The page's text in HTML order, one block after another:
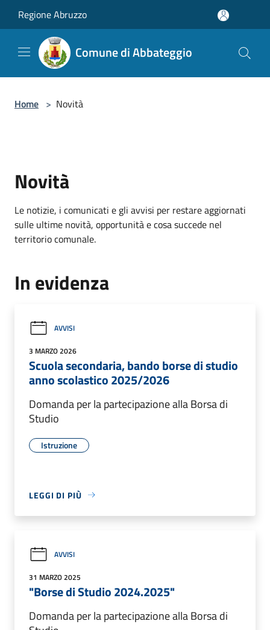
Regione Abruzzo
Comune di Abbateggio
Home > Novità
Novità
Le notizie, i comunicati e gli avvisi per restare aggiornati
sulle ultime novità, opportunità e cosa succede nel
territorio comunale.
In evidenza
AVVISI
3 MARZO 2026
Scuola secondaria, bando borse di studio
anno scolastico 2025/2026
Domanda per la partecipazione alla Borsa di
Studio
Istruzione
LEGGI DI PIÙ
AVVISI
31 MARZO 2025
"Borse di Studio 2024.2025"
Domanda per la partecipazione alla Borsa di